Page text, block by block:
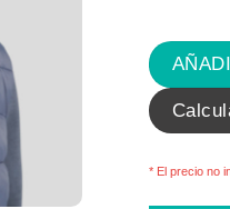
* El precio no